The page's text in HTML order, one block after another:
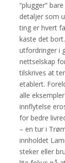
“plugger”
detaljer som
ting er hvert
kaste det
utfordringer i
nettselskap
tilskrives at
etablert.
alle
innflytelse
for bedre
– en tur i
innholdet
steker eller